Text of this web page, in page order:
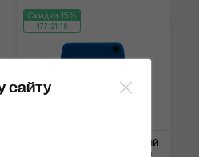
Скидка 15%
177:21:18
Ракель трапециеоб­разный
SGCB Trapezoid Squeegee
сайту